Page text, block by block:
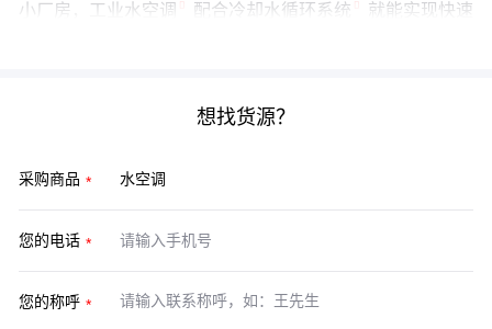
小厂房，
工业水空调 配合冷却水循环系统
就能实现快速
想找货源？
采购商品
您的电话
您的称呼